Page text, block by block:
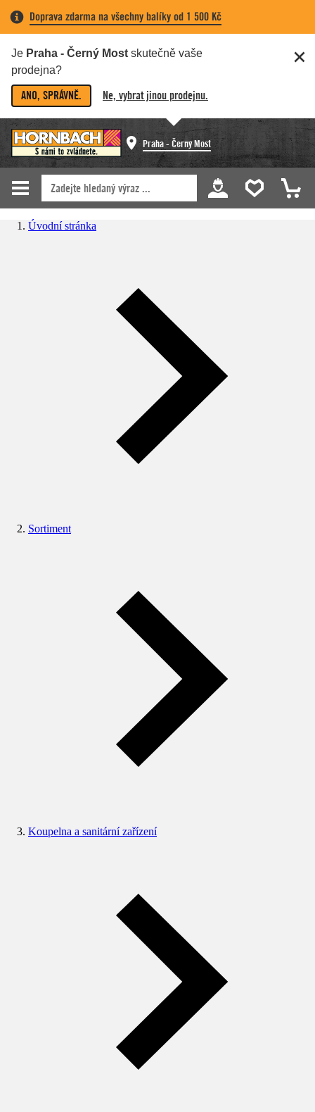
Doprava zdarma na všechny balíky od 1 500 Kč
Je Praha - Černý Most skutečně vaše
prodejna?
ANO, SPRÁVNĚ. Ne, vybrat jinou prodejnu.
Praha - Černý Most
Úvodní stránka
Sortiment
Koupelna a sanitární zařízení